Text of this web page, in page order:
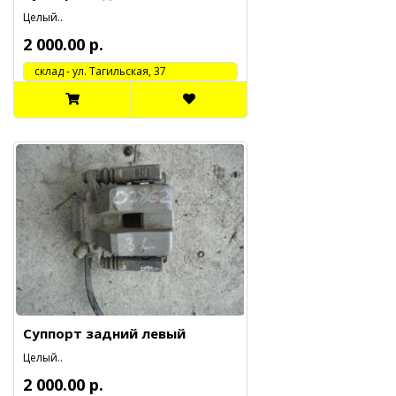
Целый..
2 000.00 р.
cклад - ул. Тагильская, 37
Суппорт задний левый
Целый..
2 000.00 р.